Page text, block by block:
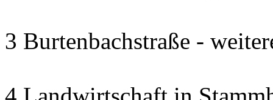
3 Burtenbachstraße -